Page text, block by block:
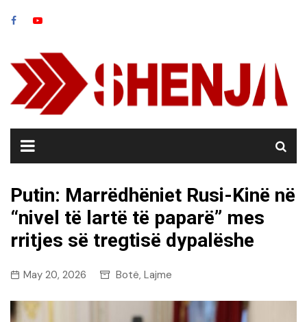
Putin: Marrëdhëniet Rusi-Kinë në
“nivel të lartë të paparë” mes
rritjes së tregtisë dypalëshe
May 20, 2026 Botë, Lajme